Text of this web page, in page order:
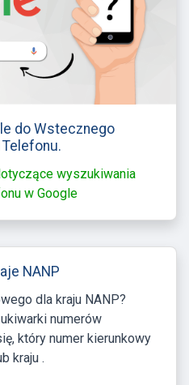
do Wstecznego
wyszukiwania
w Google
NANP
dla kraju NANP?
numerów
który numer kierunkowy
kraju .